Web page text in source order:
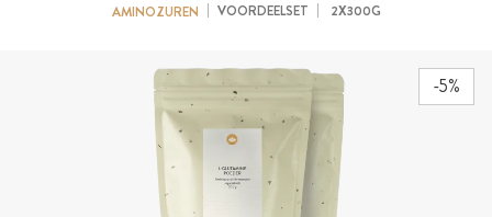
-5%
AMINOZUREN VOORDEELSET 2X300G